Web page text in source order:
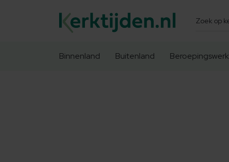
Zoeken
Binnenland Buitenland Beroepingswerk